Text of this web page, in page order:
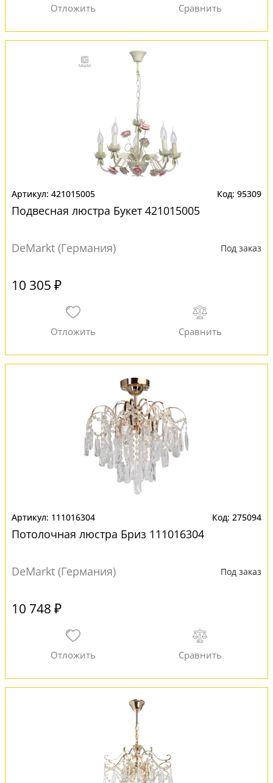
421015005 95309
Подвесная люстра Букет 421015005
DeMarkt (Германия) Под заказ
10 305 ₽
111016304 275094
Потолочная люстра Бриз 111016304
DeMarkt (Германия) Под заказ
10 748 ₽